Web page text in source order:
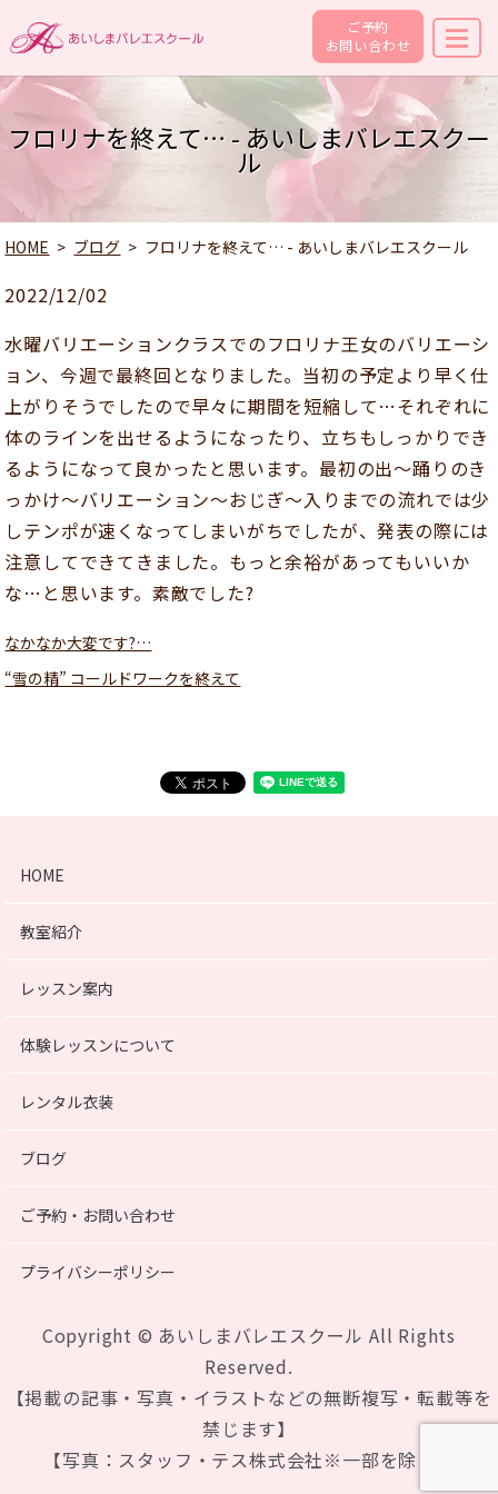
ご予約
お問い合わせ
フロリナを終えて… - あいしまバレエスクー
ル
HOME ブログ フロリナを終えて… - あいしまバレエスクール
2022/12/02
水曜バリエーションクラスでのフロリナ王女のバリエーシ
ョン、今週で最終回となりました。当初の予定より早く仕
上がりそうでしたので早々に期間を短縮して…それぞれに
体のラインを出せるようになったり、立ちもしっかりでき
るようになって良かったと思います。最初の出～踊りのき
っかけ～バリエーション～おじぎ～入りまでの流れでは少
しテンポが速くなってしまいがちでしたが、発表の際には
注意してできてきました。もっと余裕があってもいいか
な…と思います。素敵でした?
なかなか大変です?…
“雪の精” コールドワークを終えて
HOME
教室紹介
レッスン案内
体験レッスンについて
レンタル衣装
ブログ
ご予約・お問い合わせ
プライバシーポリシー
Copyright © あいしまバレエスクール All Rights
Reserved.
【掲載の記事・写真・イラストなどの無断複写・転載等を
禁じます】
【写真：スタッフ・テス株式会社※一部を除く】